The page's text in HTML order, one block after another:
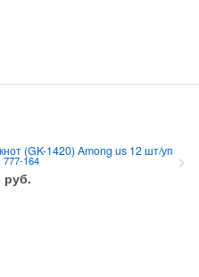
(GK-1420) Among us 12 шт/уп
777-164
руб.